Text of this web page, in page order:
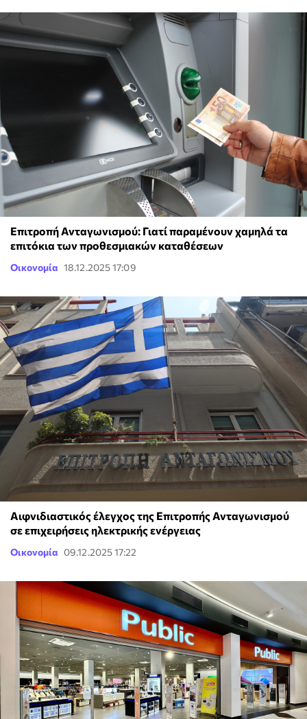
Επιτροπή Ανταγωνισμού: Γιατί παραμένουν χαμηλά τα
επιτόκια των προθεσμιακών καταθέσεων
Οικονομία 18.12.2025 17:09
Αιφνιδιαστικός έλεγχος της Επιτροπής Ανταγωνισμού
σε επιχειρήσεις ηλεκτρικής ενέργειας
Οικονομία 09.12.2025 17:22